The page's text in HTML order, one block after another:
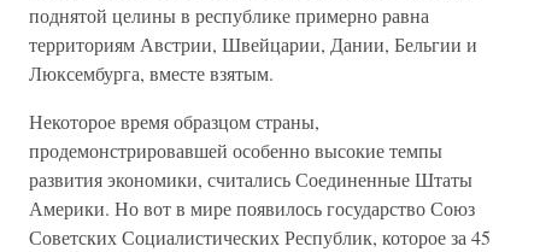
поднятой целины в республике примерно равна
территориям Австрии, Швейцарии, Дании, Бельгии и
Люксембурга, вместе взятым.
Некоторое время образцом страны,
продемонстрировавшей особенно высокие темпы
развития экономики, считались Соединенные Штаты
Америки. Но вот в мире появилось государство Союз
Советских Социалистических Республик, которое за 45